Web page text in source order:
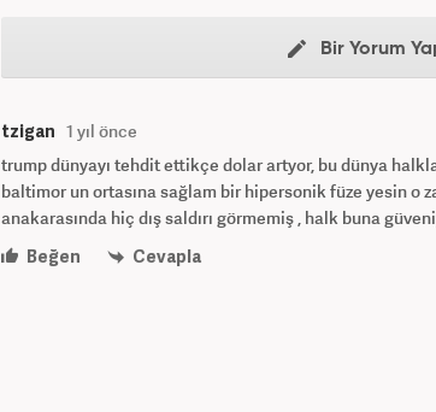
Bir Yorum
tzigan 1 yıl önce
trump dünyayı tehdit ettikçe dolar artyor, bu dünya
baltimor un ortasına sağlam bir hipersonik füze yesin o
anakarasında hiç dış saldırı görmemiş , halk buna
Beğen
Cevapla